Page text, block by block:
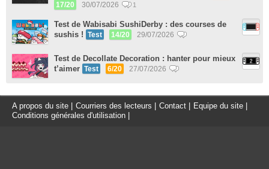
17/20
30/07/2026 1
Test de Wabisabi SushiDerby : des courses de
sushis !
Test 14/20 29/07/2026
Test de Decollate Decoration : hanter pour mieux
t’aimer Test 6/20 27/07/2026
A propos du site Courriers des lecteurs Contact Equipe du site
Conditions générales d'utilisation